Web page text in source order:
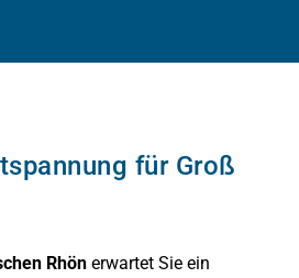
für Groß
Rhön erwartet Sie ein